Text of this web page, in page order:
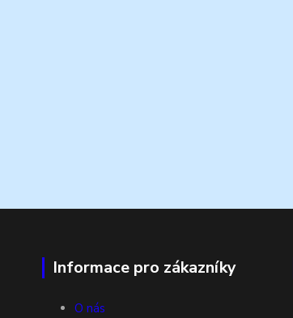
Informace pro zákazníky
O nás